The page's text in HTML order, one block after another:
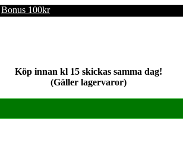
Bonus 100kr
Köp innan kl 15 skickas samma dag!
(Gäller lagervaror)